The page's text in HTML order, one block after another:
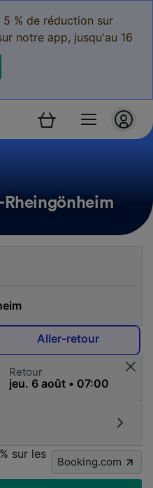
% de réduction sur
notre app, jusqu'au 16
Aller-retour
Retour
sur les
Booking.com